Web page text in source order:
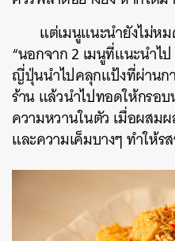
แต่เมนูแนะนำยังไม่ห
“นอกจาก 2 เมนูที่แนะนำไ
ญี่ปุ่นนำไปคลุกแป้งที่ผ่านก
ร้าน แล้วนำไปทอดให้กรอ
ความหวานในตัว เมื่อผสม
และความเค็มบางๆ ทำให้
ค้นหา
SHARE